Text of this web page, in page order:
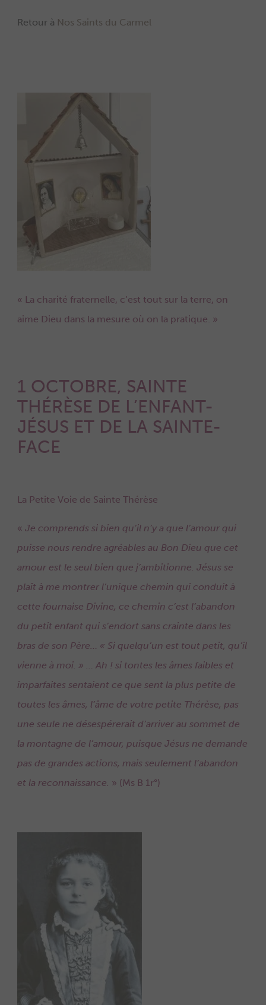
Retour à Nos Saints du Carmel
« La charité fraternelle, c’est tout sur la terre, on
aime Dieu dans la mesure où on la pratique. »
1 OCTOBRE, SAINTE
THÉRÈSE DE L’ENFANT-
JÉSUS ET DE LA SAINTE-
FACE
La Petite Voie de Sainte Thérèse
« Je comprends si bien qu’il n’y a que l’amour qui
puisse nous rendre agréables au Bon Dieu que cet
amour est le seul bien que j’ambitionne. Jésus se
plaît à me montrer l’unique chemin qui conduit à
cette fournaise Divine, ce chemin c’est l’abandon
du petit enfant qui s’endort sans crainte dans les
bras de son Père… « Si quelqu’un est tout petit, qu’il
vienne à moi. » … Ah ! si tontes les âmes faibles et
imparfaites sentaient ce que sent la plus petite de
toutes les âmes, l’âme de votre petite Thérèse, pas
une seule ne désespérerait d’arriver au sommet de
la montagne de l’amour, puisque Jésus ne demande
pas de grandes actions, mais seulement l’abandon
et la reconnaissance. » (Ms B 1r°)